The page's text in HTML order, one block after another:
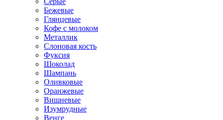
Бежевые
Глянцевые
Кофе с молоком
Металлик
Слоновая кость
Фуксия
Шоколад
Шампань
Оливковые
Оранжевые
Вишневые
Изумрудные
Венге